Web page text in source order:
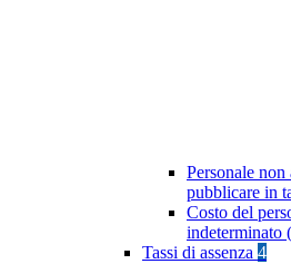
Personale
pubblicare in
Costo del
indeterminato
Tassi di assenza 4